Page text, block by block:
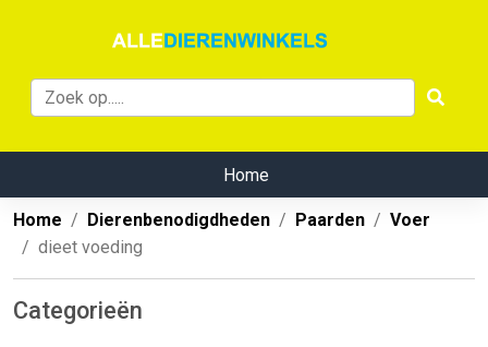
Home
Home Dierenbenodigdheden Paarden
Voer
dieet voeding
Categorieën